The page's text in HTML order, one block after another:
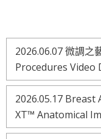
2026.06.07 微調
Procedures Video
2026.05.17
XT™ Anatomical